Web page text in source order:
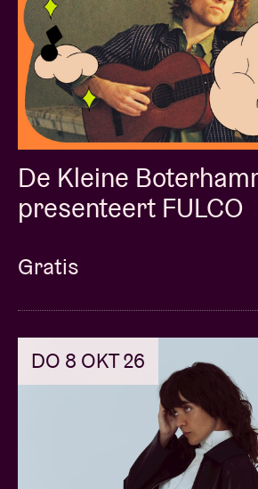
De Kleine
presenteert FULCO
Gratis
DO 8 OKT 26